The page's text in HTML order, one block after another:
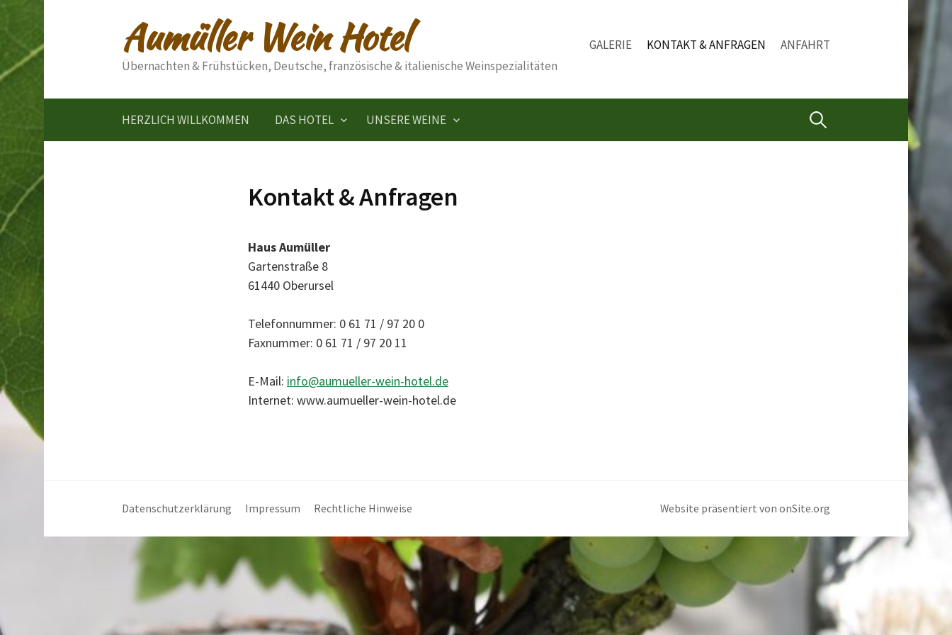
Inhalt
Aumüller Wein Hotel
Übernachten & Frühstücken, Deutsche, französische & italienische Weinspezialitäten
GALERIE KONTAKT & ANFRAGEN ANFAHRT
HERZLICH WILLKOMMEN DAS HOTEL UNSERE WEINE Suchen
Kontakt & Anfragen
Haus Aumüller
Gartenstraße 8
61440 Oberursel
Telefonnummer: 0 61 71 / 97 20 0
Faxnummer: 0 61 71 / 97 20 11
E-Mail: info@aumueller-wein-hotel.de
Internet: www.aumueller-wein-hotel.de
Datenschutzerklärung Impressum Rechtliche Hinweise Website präsentiert von onSite.org